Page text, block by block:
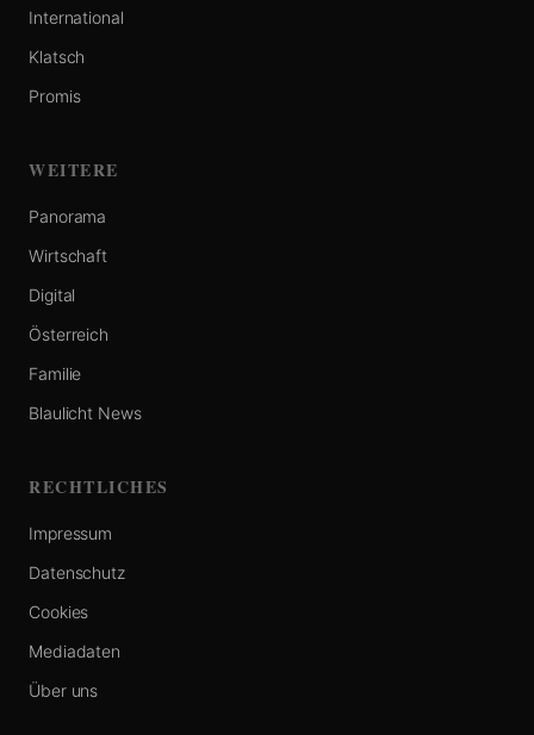
International
Klatsch
Promis
WEITERE
Panorama
Wirtschaft
Digital
Österreich
Familie
Blaulicht News
RECHTLICHES
Impressum
Datenschutz
Cookies
Mediadaten
Über uns